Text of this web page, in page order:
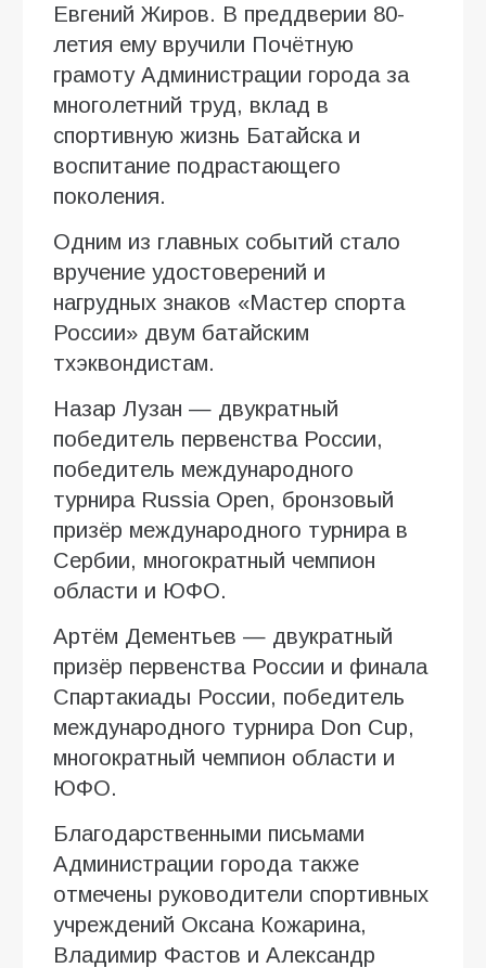
Евгений Жиров. В преддверии 80-
летия ему вручили Почётную
грамоту Администрации города за
многолетний труд, вклад в
спортивную жизнь Батайска и
воспитание подрастающего
поколения.
Одним из главных событий стало
вручение удостоверений и
нагрудных знаков «Мастер спорта
России» двум батайским
тхэквондистам.
Назар Лузан — двукратный
победитель первенства России,
победитель международного
турнира Russia Open, бронзовый
призёр международного турнира в
Сербии, многократный чемпион
области и ЮФО.
Артём Дементьев — двукратный
призёр первенства России и финала
Спартакиады России, победитель
международного турнира Don Cup,
многократный чемпион области и
ЮФО.
Благодарственными письмами
Администрации города также
отмечены руководители спортивных
учреждений Оксана Кожарина,
Владимир Фастов и Александр